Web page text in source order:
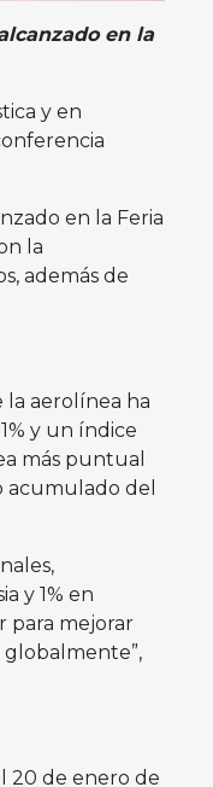
en la
y en
en la Feria
la
además de
la aerolínea ha
y un índice
más puntual
acumulado del
y 1% en
para mejorar
globalmente”,
20 de enero de